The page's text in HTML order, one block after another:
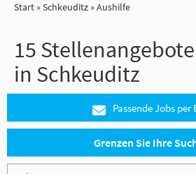
Start Schkeuditz Aushilfe
15
in Schkeuditz
Passende Jobs per
Grenzen Sie Ihre